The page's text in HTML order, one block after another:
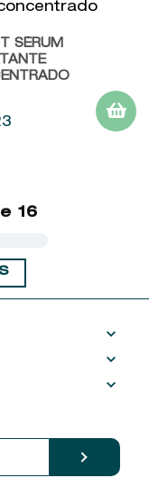
SÉRUM
16